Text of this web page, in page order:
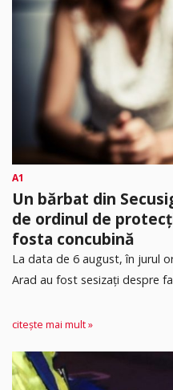
A1
Un bărbat din
de ordinul de
fosta concubină
​La data de 6 august, în jurul
Arad au fost sesizați despre
citește mai mult »